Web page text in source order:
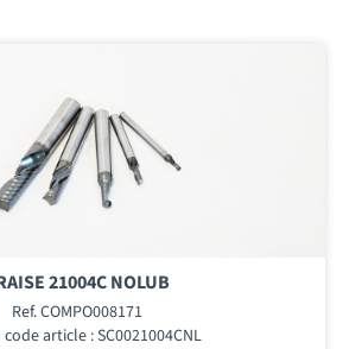
21004C NOLUB
Ref. COMPO008171
article : SC0021004CNL